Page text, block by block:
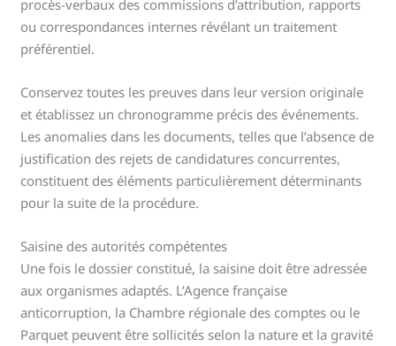
procès-verbaux des commissions d’attribution, rapports
ou correspondances internes révélant un traitement
préférentiel.
Conservez toutes les preuves dans leur version originale
et établissez un chronogramme précis des événements.
Les anomalies dans les documents, telles que l’absence de
justification des rejets de candidatures concurrentes,
constituent des éléments particulièrement déterminants
pour la suite de la procédure.
Saisine des autorités compétentes
Une fois le dossier constitué, la saisine doit être adressée
aux organismes adaptés. L’Agence française
anticorruption, la Chambre régionale des comptes ou le
Parquet peuvent être sollicités selon la nature et la gravité